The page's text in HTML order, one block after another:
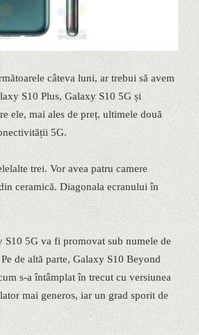
câteva luni, ar trebui să avem
S10 Plus, Galaxy S10 5G și
ele, mai ales de preț, ultimele două
5G.
trei. Vor avea patru camere
ceramică. Diagonala ecranului în
S10 5G va fi promovat sub numele de
de altă parte, Galaxy S10 Beyond
s-a întâmplat în trecut cu versiunea
mai generos, iar un grad sporit de